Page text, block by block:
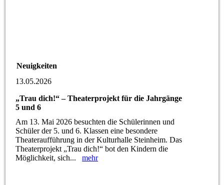
Neuigkeiten
13.05.2026
„Trau dich!“ – Theaterprojekt für die Jahrgänge
5 und 6
Am 13. Mai 2026 besuchten die Schülerinnen und
Schüler der 5. und 6. Klassen eine besondere
Theateraufführung in der Kulturhalle Steinheim. Das
Theaterprojekt „Trau dich!“ bot den Kindern die
Möglichkeit, sich...mehr